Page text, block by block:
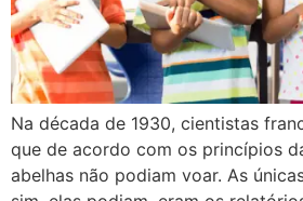
Na década de 1930, cientistas
que de acordo com os princípios
abelhas não podiam voar. As